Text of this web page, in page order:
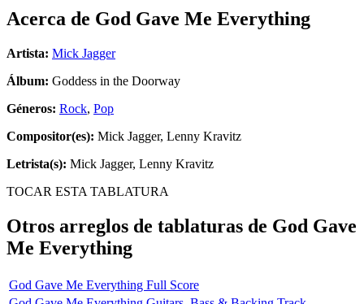
Acerca de God Gave Me Everything
Artista: Mick Jagger
Álbum: Goddess in the Doorway
Géneros: Rock, Pop
Compositor(es): Mick Jagger, Lenny Kravitz
Letrista(s): Mick Jagger, Lenny Kravitz
TOCAR ESTA TABLATURA
Otros arreglos de tablaturas de God Gave
Me Everything
God Gave Me Everything Full Score